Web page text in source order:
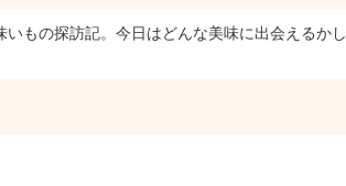
もの探訪記。今日はどんな美味に出会えるかし